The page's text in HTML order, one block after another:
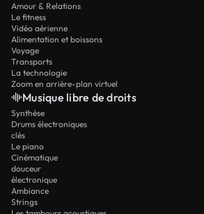
Amour & Relations
Le fitness
Vidéo aérienne
Alimentation et boissons
Voyage
Transports
La technologie
Zoom en arrière-plan virtuel
Musique libre de droits
Synthèse
Drums électroniques
clés
Le piano
Cinématique
douceur
électronique
Ambiance
Strings